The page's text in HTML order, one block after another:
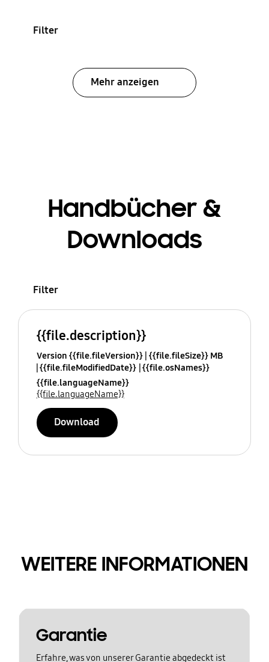
Filter
Mehr anzeigen
Handbücher &
Downloads
Filter
{{file.description}}
Version {{file.fileVersion}} {{file.fileSize}} MB
{{file.fileModifiedDate}} {{file.osNames}}
{{file.languageName}}
{{file.languageName}}
Download
WEITERE INFORMATIONEN
Garantie
Erfahre, was von unserer Garantie abgedeckt ist